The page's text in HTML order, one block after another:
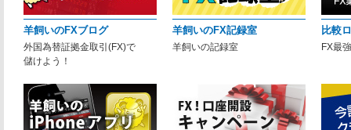
羊飼いのFXブログ
外国為替証拠金取引(FX)で
儲けよう！
羊飼いのFX記録室
羊飼いの記録室
比較
FX最